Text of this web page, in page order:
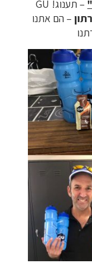
– תענוג! GU
– הם אתנו